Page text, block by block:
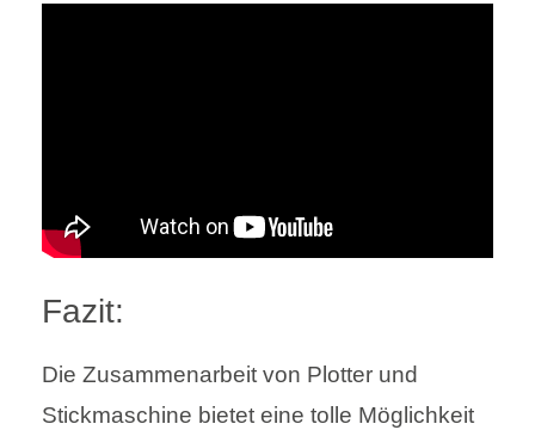
Fazit:
Die Zusammenarbeit von Plotter und
Stickmaschine bietet eine tolle Möglichkeit